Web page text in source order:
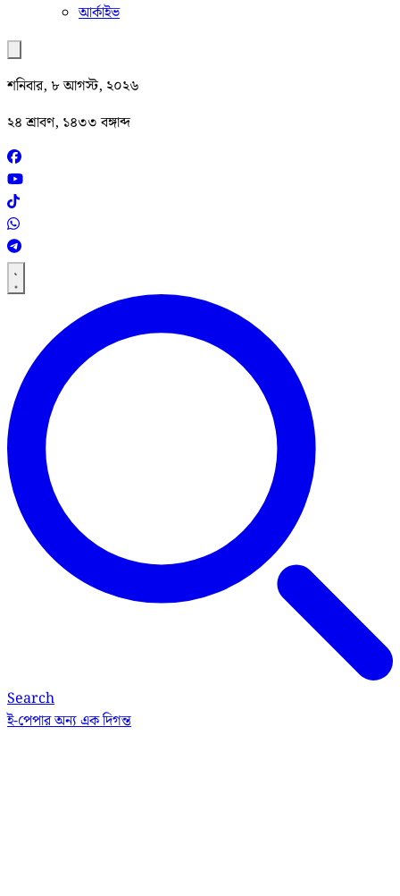
আর্কাইভ
শনিবার, ৮ আগস্ট, ২০২৬
২৪ শ্রাবণ, ১৪৩৩ বঙ্গাব্দ
Search
ই-পেপারঅন্য এক দিগন্ত